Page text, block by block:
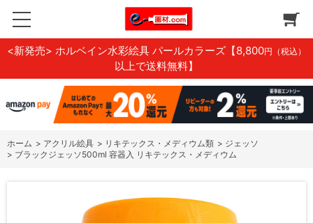
<新発売> ホルベイン水彩絵具 パールカラーズ 【8,800円（税込）
以上で送料無料】
ホーム > アクリル絵具 > リキテックス・メディウム類 > ジェッソ
> ブラックジェッソ500ml 容器入 リキテックス・メディウム